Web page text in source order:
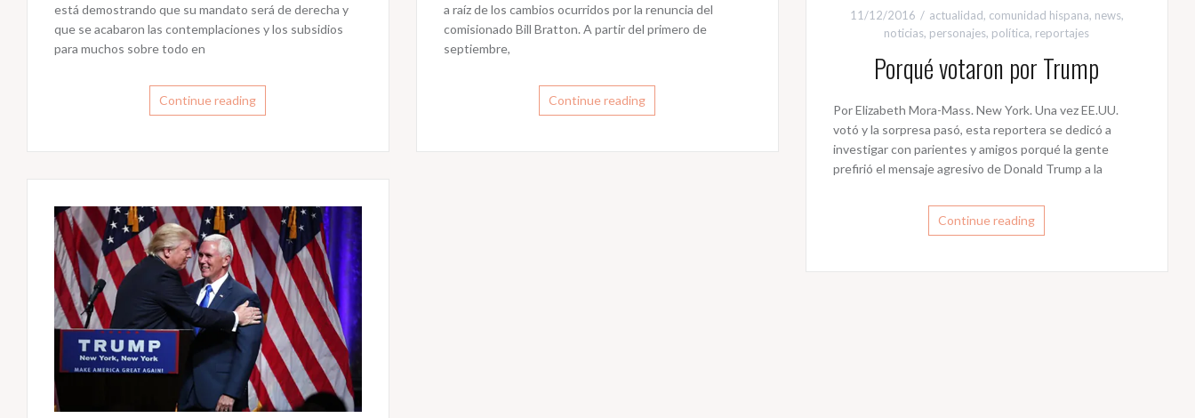
está demostrando que su mandato será de derecha y
que se acabaron las contemplaciones y los subsidios
para muchos sobre todo en
Continue reading
11/12/2016 actualidad, comunidad hispana, news,
noticias, personajes, política, reportajes
Porqué votaron por Trump
Por Elizabeth Mora-Mass. New York. Una vez EE.UU.
votó y la sorpresa pasó, esta reportera se dedicó a
investigar con parientes y amigos porqué la gente
prefirió el mensaje agresivo de Donald Trump a la
Continue reading
a raíz de los cambios ocurridos por la renuncia del
comisionado Bill Bratton. A partir del primero de
septiembre,
Continue reading